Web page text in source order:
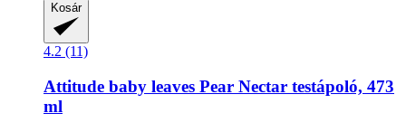
Kosár
4.2 (11)
Attitude baby leaves Pear Nectar testápoló, 473
ml